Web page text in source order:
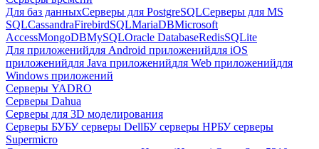
Для баз данныхСерверы для PostgreSQLСерверы для MS
SQLCassandraFirebirdSQLMariaDBMicrosoft
AccessMongoDBMySQLOracle DatabaseRedisSQLite
Для приложенийдля Android приложенийдля iOS
приложенийдля Java приложенийдля Web приложенийдля
Windows приложений
Серверы YADRO
Серверы Dahua
Серверы для 3D моделирования
Серверы БУБУ серверы DellБУ серверы HPБУ серверы
Supermicro